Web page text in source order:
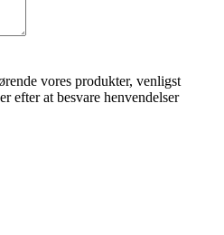
vores produkter, venligst
efter at besvare henvendelser